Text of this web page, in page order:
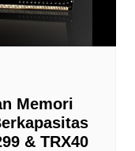
Memori
& TRX40